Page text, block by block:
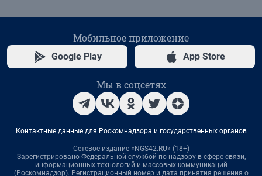
Мобильное приложение
Google Play App Store
Мы в соцсетях
Контактные данные для Роскомнадзора и государственных органов
Сетевое издание «NGS42.RU» (18+)
Зарегистрировано Федеральной службой по надзору в сфере связи,
информационных технологий и массовых коммуникаций
(Роскомнадзор). Регистрационный номер и дата принятия решения о